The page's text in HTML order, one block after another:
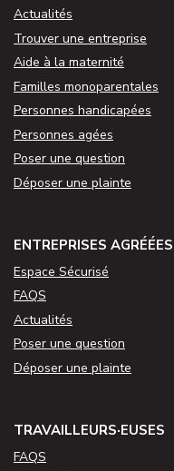
Actualités
Trouver une entreprise
Aide à la maternité
Familles monoparentales
Personnes handicapées
Personnes agées
Poser une question
Déposer une plainte
ENTREPRISES AGRÉÉES
Espace Sécurisé
FAQS
Actualités
Poser une question
Déposer une plainte
TRAVAILLEURS·EUSES
FAQS